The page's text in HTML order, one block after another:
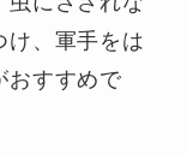
け、軍手をは
おすすめで